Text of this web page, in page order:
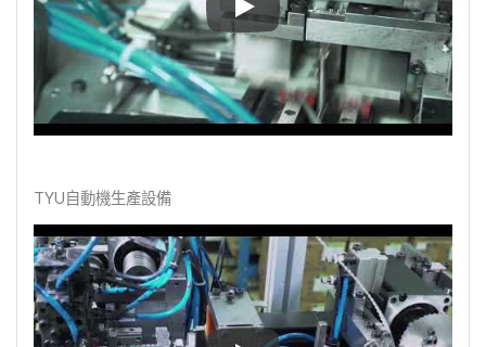
TYU Insert Molding自動生產設
TYU自動機生產設備